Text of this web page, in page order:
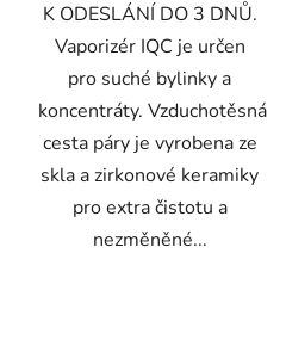
K ODESLÁNÍ DO 3 DNŮ.
Vaporizér IQC je určen
pro suché bylinky a
koncentráty. Vzduchotěsná
cesta páry je vyrobena ze
skla a zirkonové keramiky
pro extra čistotu a
nezměněné...